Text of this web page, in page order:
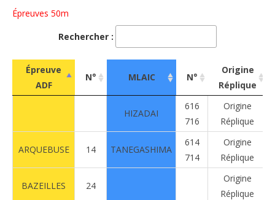
Épreuves 50m
Rechercher :
Épreuve
ADF
N° MLAIC N°
Origine
Réplique
N°
Origine
Réplique
HIZADAI
616
716
Origine
Réplique
ARQUEBUSE 14 TANEGASHIMA
614
714
Origine
Réplique
BAZEILLES 24
Origine
Réplique